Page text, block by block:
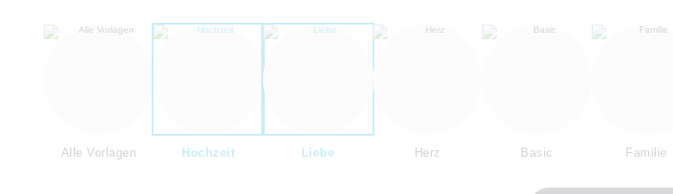
Alle Vorlagen Hochzeit Liebe Herz Basic Familie